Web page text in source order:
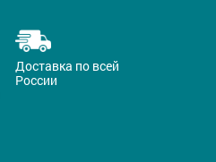
Доставка по всей
России